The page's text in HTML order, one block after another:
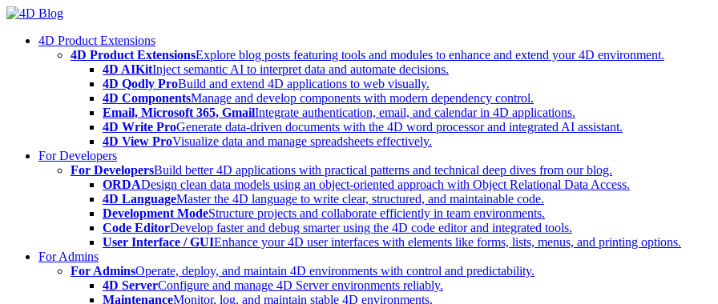
Skip
content4D Product Extensions
4D Product ExtensionsExplore blog posts featuring tools and modules to enhance and extend your 4D environment.
4D AIKitInject semantic AI to interpret data and automate decisions.
4D Qodly ProBuild and extend 4D applications to web visually.
4D ComponentsManage and develop components with modern dependency control.
Email, Microsoft 365, GmailIntegrate authentication, email, and calendar in 4D applications.
4D Write ProGenerate data-driven documents with the 4D word processor and integrated AI assistant.
4D View ProVisualize data and manage spreadsheets effectively.
For Developers
For DevelopersBuild better 4D applications with practical patterns and technical deep dives from our blog.
ORDADesign clean data models using an object-oriented approach with Object Relational Data Access.
4D LanguageMaster the 4D language to write clear, structured, and maintainable code.
Development ModeStructure projects and collaborate efficiently in team environments.
Code EditorDevelop faster and debug smarter using the 4D code editor and integrated tools.
User Interface / GUIEnhance your 4D user interfaces with elements like forms, lists, menus, and printing options.
For Admins
For AdminsOperate, deploy, and maintain 4D environments with control and predictability.
4D ServerConfigure and manage 4D Server environments reliably.
MaintenanceMonitor, log, and maintain stable 4D environments.